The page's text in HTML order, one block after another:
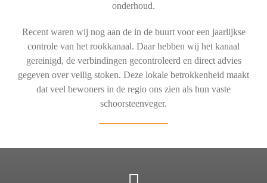
onderhoud.
Recent waren wij nog aan de in de buurt voor een jaarlijkse
controle van het rookkanaal. Daar hebben wij het kanaal
gereinigd, de verbindingen gecontroleerd en direct advies
gegeven over veilig stoken. Deze lokale betrokkenheid maakt
dat veel bewoners in de regio ons zien als hun vaste
schoorsteenveger.